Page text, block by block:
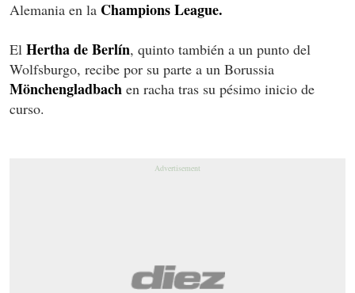
Alemania en la Champions League.
El Hertha de Berlín, quinto también a un punto del
Wolfsburgo, recibe por su parte a un Borussia
Mönchengladbach en racha tras su pésimo inicio de
curso.